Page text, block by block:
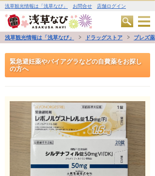
浅草観光情報は「浅草なび」 お問合せ 店舗ログイン
浅草観光情報は「浅草なび」 ドラッグストア ブレズ薬
緊急避妊薬やバイアグラなどの自費薬をお探し
の方へ